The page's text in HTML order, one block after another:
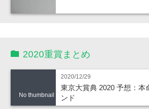
2020重賞まとめ
No thumbnail
2020/12/29
東京大賞典 2020 予想：本
ンド